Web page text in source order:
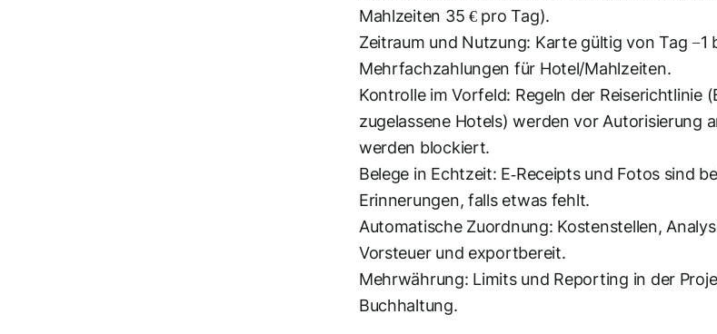
Mahlzeiten 35 € pro Tag).
Zeitraum und Nutzung: Karte gültig von Tag −1
Mehrfachzahlungen für Hotel/Mahlzeiten.
Kontrolle im Vorfeld: Regeln der Reiserichtlinie
zugelassene Hotels) werden vor Autorisierung
werden blockiert.
Belege in Echtzeit: E‑Receipts und Fotos sind
Erinnerungen, falls etwas fehlt.
Automatische Zuordnung: Kostenstellen,
Vorsteuer und exportbereit.
Mehrwährung: Limits und Reporting in der
Buchhaltung.